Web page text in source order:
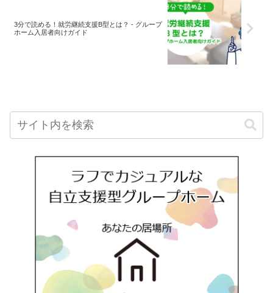
3分で読める！就労継続支援B型とは？ - グループ
ホーム入居者向けガイド